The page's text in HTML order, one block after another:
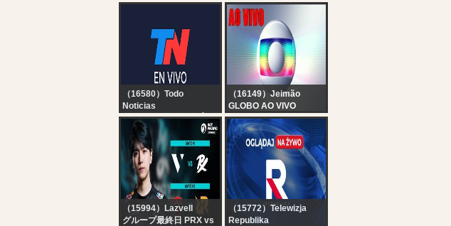
ANOINTING SERVICE ||
[WEEK 2] || 09-08-2026
Bình Luận Tiếng Việt:
DK vs KT l BFX vs KRX
| LCK 2026
（16580）Todo
Noticias
TN EN VIVO - SEGUÍ LA
TRANSMISIÓN EN VIVO
DE TODO NOTICIAS
（16149）Jeimão
GLOBO AO VIVO
AGORA HD HOJE
09/08/2026
（15994）Lazvell
グループ最終日 PRX vs
（15772）Telewizja
Republika